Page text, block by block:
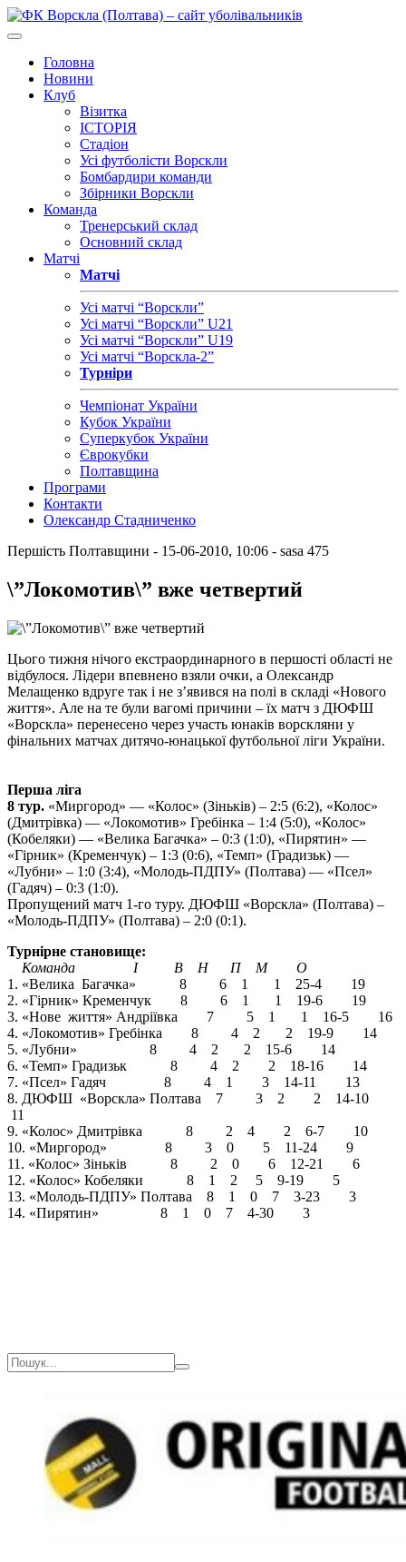
Головна
Новини
Клуб
Візитка
ІСТОРІЯ
Стадіон
Усі футболісти Ворскли
Бомбардири команди
Збірники Ворскли
Команда
Тренерський склад
Основний склад
Матчі
Матчі
Усі матчі “Ворскли”
Усі матчі “Ворскли” U21
Усі матчі “Ворскли” U19
Усі матчі “Ворскла-2”
Турніри
Чемпіонат України
Кубок України
Суперкубок України
Єврокубки
Полтавщина
Програми
Контакти
Олександр Стадниченко
Першість Полтавщини - 15-06-2010, 10:06 - sasa 475
\”Локомотив\” вже четвертий
Цього тижня нічого екстраординарного в першості області не
відбулося. Лідери впевнено взяли очки, а Олександр
Мелащенко вдруге так і не з’явився на полі в складі «Нового
життя». Але на те були вагомі причини – їх матч з ДЮФШ
«Ворскла» перенесено через участь юнаків ворскляни у
фінальних матчах дитячо-юнацької футбольної ліги України.
Перша ліга
8 тур. «Миргород» — «Колос» (Зіньків) – 2:5 (6:2), «Колос»
(Дмитрівка) — «Локомотив» Гребінка – 1:4 (5:0), «Колос»
(Кобеляки) — «Велика Багачка» – 0:3 (1:0), «Пирятин» —
«Гірник» (Кременчук) – 1:3 (0:6), «Темп» (Градизьк) —
«Лубни» – 1:0 (3:4), «Молодь-ПДПУ» (Полтава) — «Псел»
(Гадяч) – 0:3 (1:0).
Пропущений матч 1-го туру. ДЮФШ «Ворскла» (Полтава) –
«Молодь-ПДПУ» (Полтава) – 2:0 (0:1).
Турнірне становище:
Команда І В Н П М О
1. «Велика Багачка» 8 6 1 1 25-4 19
2. «Гірник» Кременчук 8 6 1 1 19-6 19
3. «Нове життя» Андріївка 7 5 1 1 16-5 16
4. «Локомотив» Гребінка 8 4 2 2 19-9 14
5. «Лубни» 8 4 2 2 15-6 14
6. «Темп» Градизьк 8 4 2 2 18-16 14
7. «Псел» Гадяч 8 4 1 3 14-11 13
8. ДЮФШ «Ворскла» Полтава 7 3 2 2 14-10
11
9. «Колос» Дмитрівка 8 2 4 2 6-7 10
10. «Миргород» 8 3 0 5 11-24 9
11. «Колос» Зіньків 8 2 0 6 12-21 6
12. «Колос» Кобеляки 8 1 2 5 9-19 5
13. «Молодь-ПДПУ» Полтава 8 1 0 7 3-23 3
14. «Пирятин» 8 1 0 7 4-30 3